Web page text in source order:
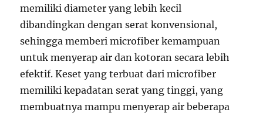
memiliki diameter yang lebih kecil
dibandingkan dengan serat konvensional,
sehingga memberi microfiber kemampuan
untuk menyerap air dan kotoran secara lebih
efektif. Keset yang terbuat dari microfiber
memiliki kepadatan serat yang tinggi, yang
membuatnya mampu menyerap air beberapa